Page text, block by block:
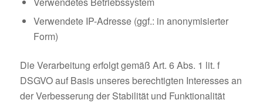
Verwendete IP-Adresse (ggf.: in anonymisierter
Form)
Die Verarbeitung erfolgt gemäß Art. 6 Abs. 1 lit. f
DSGVO auf Basis unseres berechtigten Interesses an
der Verbesserung der Stabilität und Funktionalität